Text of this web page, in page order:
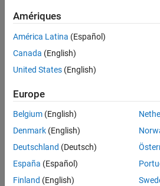
Amériques
América Latina (Español)
Canada (English)
United States (English)
Europe
Belgium (English)
Denmark (English)
Deutschland (Deutsch)
España (Español)
Finland (English)
Lutte anti-piratage
© 1994-2026 The MathWorks, Inc.